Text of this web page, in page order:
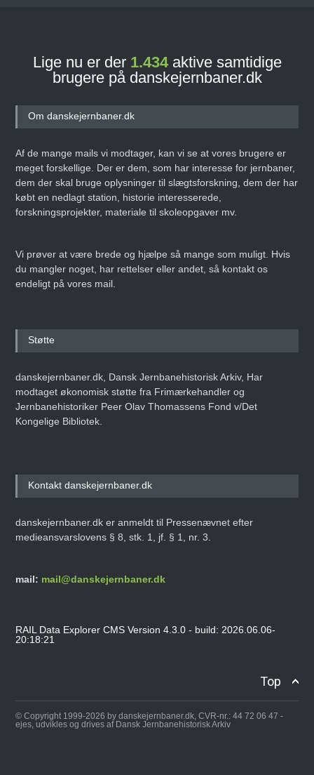
Banebasen: Det nye digitale
ARTIKEL
Danmarks Jernbanemuseum
fejrer 50-års jubilæum med
ARTIKELDen 14. juni 2025
ARTIKELDen 8. maj 2025
Lige nu er der 1.434aktive samtidige
brugere på danskejernbaner.dk
Om danskejernbaner.dk
Af de mange mails vi modtager, kan vi se at vores brugere er
meget forskellige. Der er dem, som har interesse for jernbaner,
dem der skal bruge oplysninger til slægtsforskning, dem der har
købt en nedlagt station, historie interesserede,
forskningsprojekter, materiale til skoleopgaver mv.
Vi prøver at være brede og hjælpe så mange som muligt. Hvis
du mangler noget, har rettelser eller andet, så kontakt os
endeligt på vores mail.
Støtte
danskejernbaner.dk, Dansk Jernbanehistorisk Arkiv, Har
modtaget økonomisk støtte fra Frimærkehandler og
Jernbanehistoriker Peer Olav Thomassens Fond v/Det
Kongelige Bibliotek.
Kontakt danskejernbaner.dk
danskejernbaner.dk er anmeldt til Pressenævnet efter
medieansvarslovens § 8, stk. 1, jf. § 1, nr. 3.
mail: mail@danskejernbaner.dk
RAIL Data Explorer CMS Version 4.3.0 - build: 2026.06.06-
20:18:21
Top
© Copyright 1999-2026 by danskejernbaner.dk, CVR-nr.: 44 72 06 47 -
ejes, udvikles og drives af Dansk Jernbanehistorisk Arkiv